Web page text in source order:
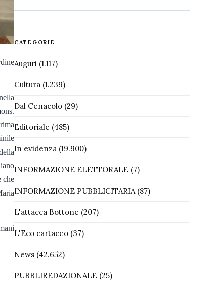
che
CATEGORIE
Auguri(1.117)
Cultura(1.239)
Dal Cenacolo(29)
Editoriale (485)
In evidenza(19.900)
INFORMAZIONE ELETTORALE(7)
INFORMAZIONE PUBBLICITARIA(87)
L'attacca Bottone (207)
L'Eco cartaceo(37)
News(42.652)
PUBBLIREDAZIONALE(25)